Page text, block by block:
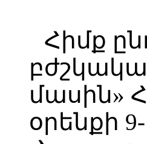
Հիմք
մասին»
օրենքի